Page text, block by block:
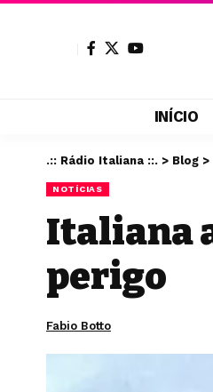
INÍCIO
.:: Rádio Italiana ::. > Blog >
NOTÍCIAS
Italiana
perigo
Fabio Botto